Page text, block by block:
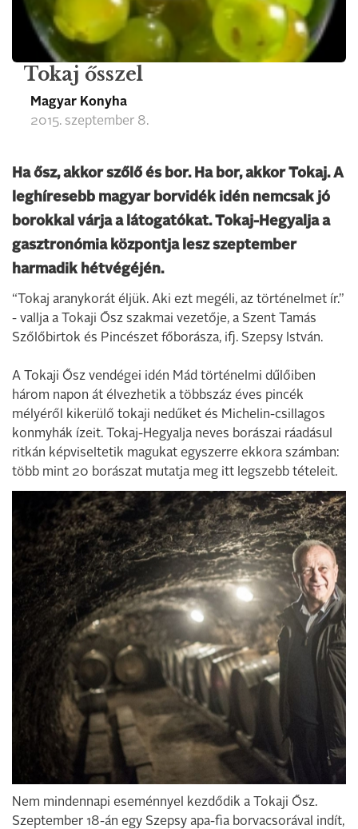
Tokaj ősszel
Magyar Konyha
2015. szeptember 8.
Ha ősz, akkor szőlő és bor. Ha bor, akkor Tokaj. A
leghíresebb magyar borvidék idén nemcsak jó
borokkal várja a látogatókat. Tokaj-Hegyalja a
gasztronómia központja lesz szeptember
harmadik hétvégéjén.
“Tokaj aranykorát éljük. Aki ezt megéli, az történelmet ír.”
- vallja a Tokaji Ősz szakmai vezetője, a Szent Tamás
Szőlőbirtok és Pincészet főborásza, ifj. Szepsy István.
A Tokaji Ősz vendégei idén Mád történelmi dűlőiben
három napon át élvezhetik a többszáz éves pincék
mélyéről kikerülő tokaji nedűket és Michelin-csillagos
konmyhák ízeit. Tokaj-Hegyalja neves borászai ráadásul
ritkán képviseltetik magukat egyszerre ekkora számban:
több mint 20 borászat mutatja meg itt legszebb tételeit.
Nem mindennapi eseménnyel kezdődik a Tokaji Ősz.
Szeptember 18-án egy Szepsy apa-fia borvacsorával indít,